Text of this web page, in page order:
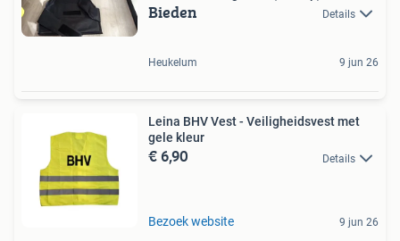
Bieden Details
Heukelum 9 jun 26
Leina BHV Vest - Veiligheidsvest met
gele kleur
€ 6,90 Details
Bezoek website 9 jun 26